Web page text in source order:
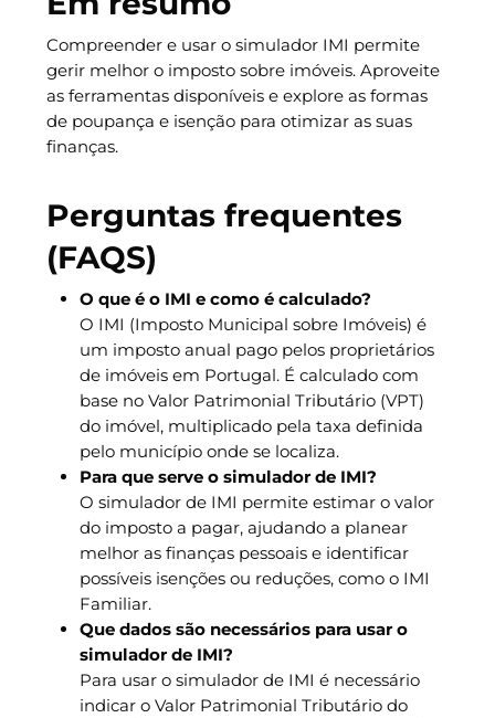
Compreender e usar o simulador IMI permite
gerir melhor o imposto sobre imóveis. Aproveite
as ferramentas disponíveis e explore as formas
de poupança e isenção para otimizar as suas
finanças.
Perguntas frequentes
(FAQS)
O que é o IMI e como é calculado?
O IMI (Imposto Municipal sobre Imóveis) é
um imposto anual pago pelos proprietários
de imóveis em Portugal. É calculado com
base no Valor Patrimonial Tributário (VPT)
do imóvel, multiplicado pela taxa definida
pelo município onde se localiza.
Para que serve o simulador de IMI?
O simulador de IMI permite estimar o valor
do imposto a pagar, ajudando a planear
melhor as finanças pessoais e identificar
possíveis isenções ou reduções, como o IMI
Familiar.
Que dados são necessários para usar o
simulador de IMI?
Para usar o simulador de IMI é necessário
indicar o Valor Patrimonial Tributário do